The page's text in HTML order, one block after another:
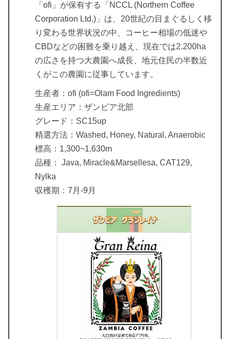
「ofi」が保有する「NCCL (Northern Coffee
Corporation Ltd.)」は、20世紀の目まぐるしく移
り変わる世界状況の中、コーヒー相場の低迷や
CBDなどの困難を乗り越え、現在では2.200ha
の広さを持つ大農園へ成長、地元住民の半数近
くがこの農園に従事しています。
生産者：ofi (ofi=Olam Food Ingredients)
生産エリア：ザンビア北部
グレード：SC15up
精選方法：Washed, Honey, Natural, Anaerobic
標高：1,300~1,630m
品種： Java, Miracle&Marsellesa, CAT129,
Nylka
収穫期：7月-9月